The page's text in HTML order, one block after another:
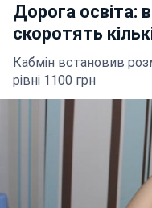
Дорога освіта: в
скоротять
Кабмін встановив
рівні 1100 грн